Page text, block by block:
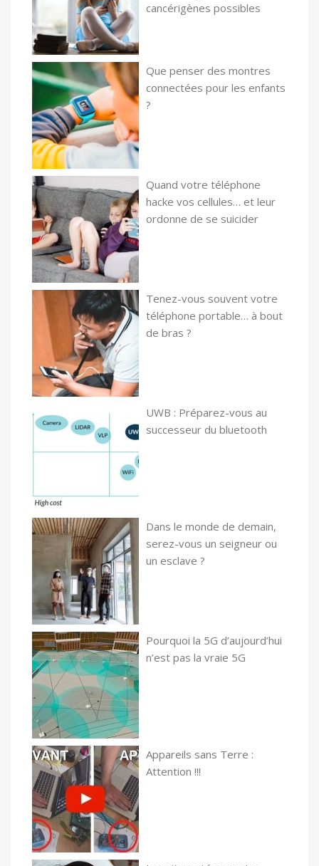
cancérigènes possibles
Que penser des montres
connectées pour les enfants
?
Quand votre téléphone
hacke vos cellules… et leur
ordonne de se suicider
Tenez-vous souvent votre
téléphone portable… à bout
de bras ?
UWB : Préparez-vous au
successeur du bluetooth
Dans le monde de demain,
serez-vous un seigneur ou
un esclave ?
Pourquoi la 5G d’aujourd’hui
n’est pas la vraie 5G
Appareils sans Terre :
Attention !!!